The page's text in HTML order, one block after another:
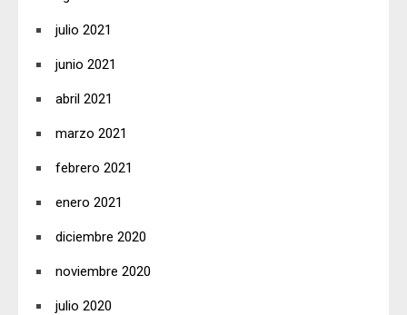
julio 2021
junio 2021
abril 2021
marzo 2021
febrero 2021
enero 2021
diciembre 2020
noviembre 2020
julio 2020